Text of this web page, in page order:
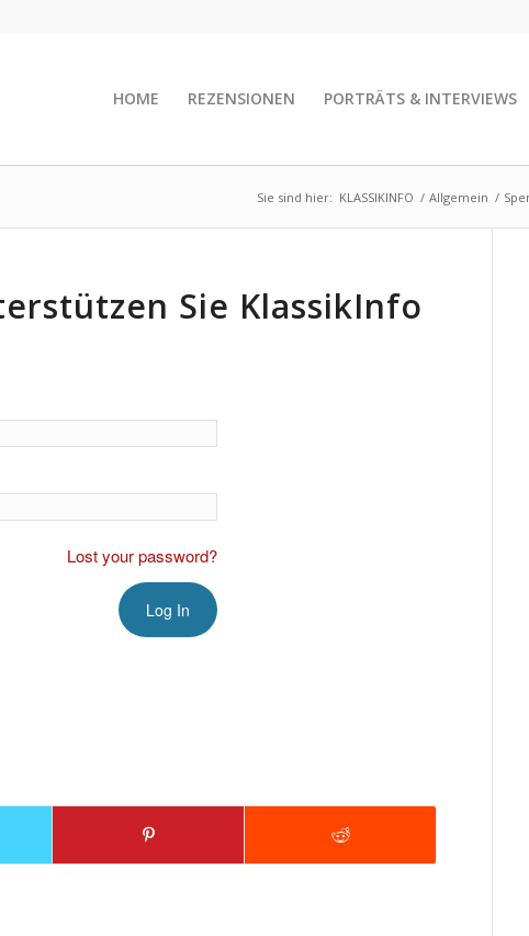
HOME REZENSIONEN PORTRÄTS & INTERVIEWS
Sie sind hier: KLASSIKINFO / Allgemein /
Sie KlassikInfo
Lost your password?